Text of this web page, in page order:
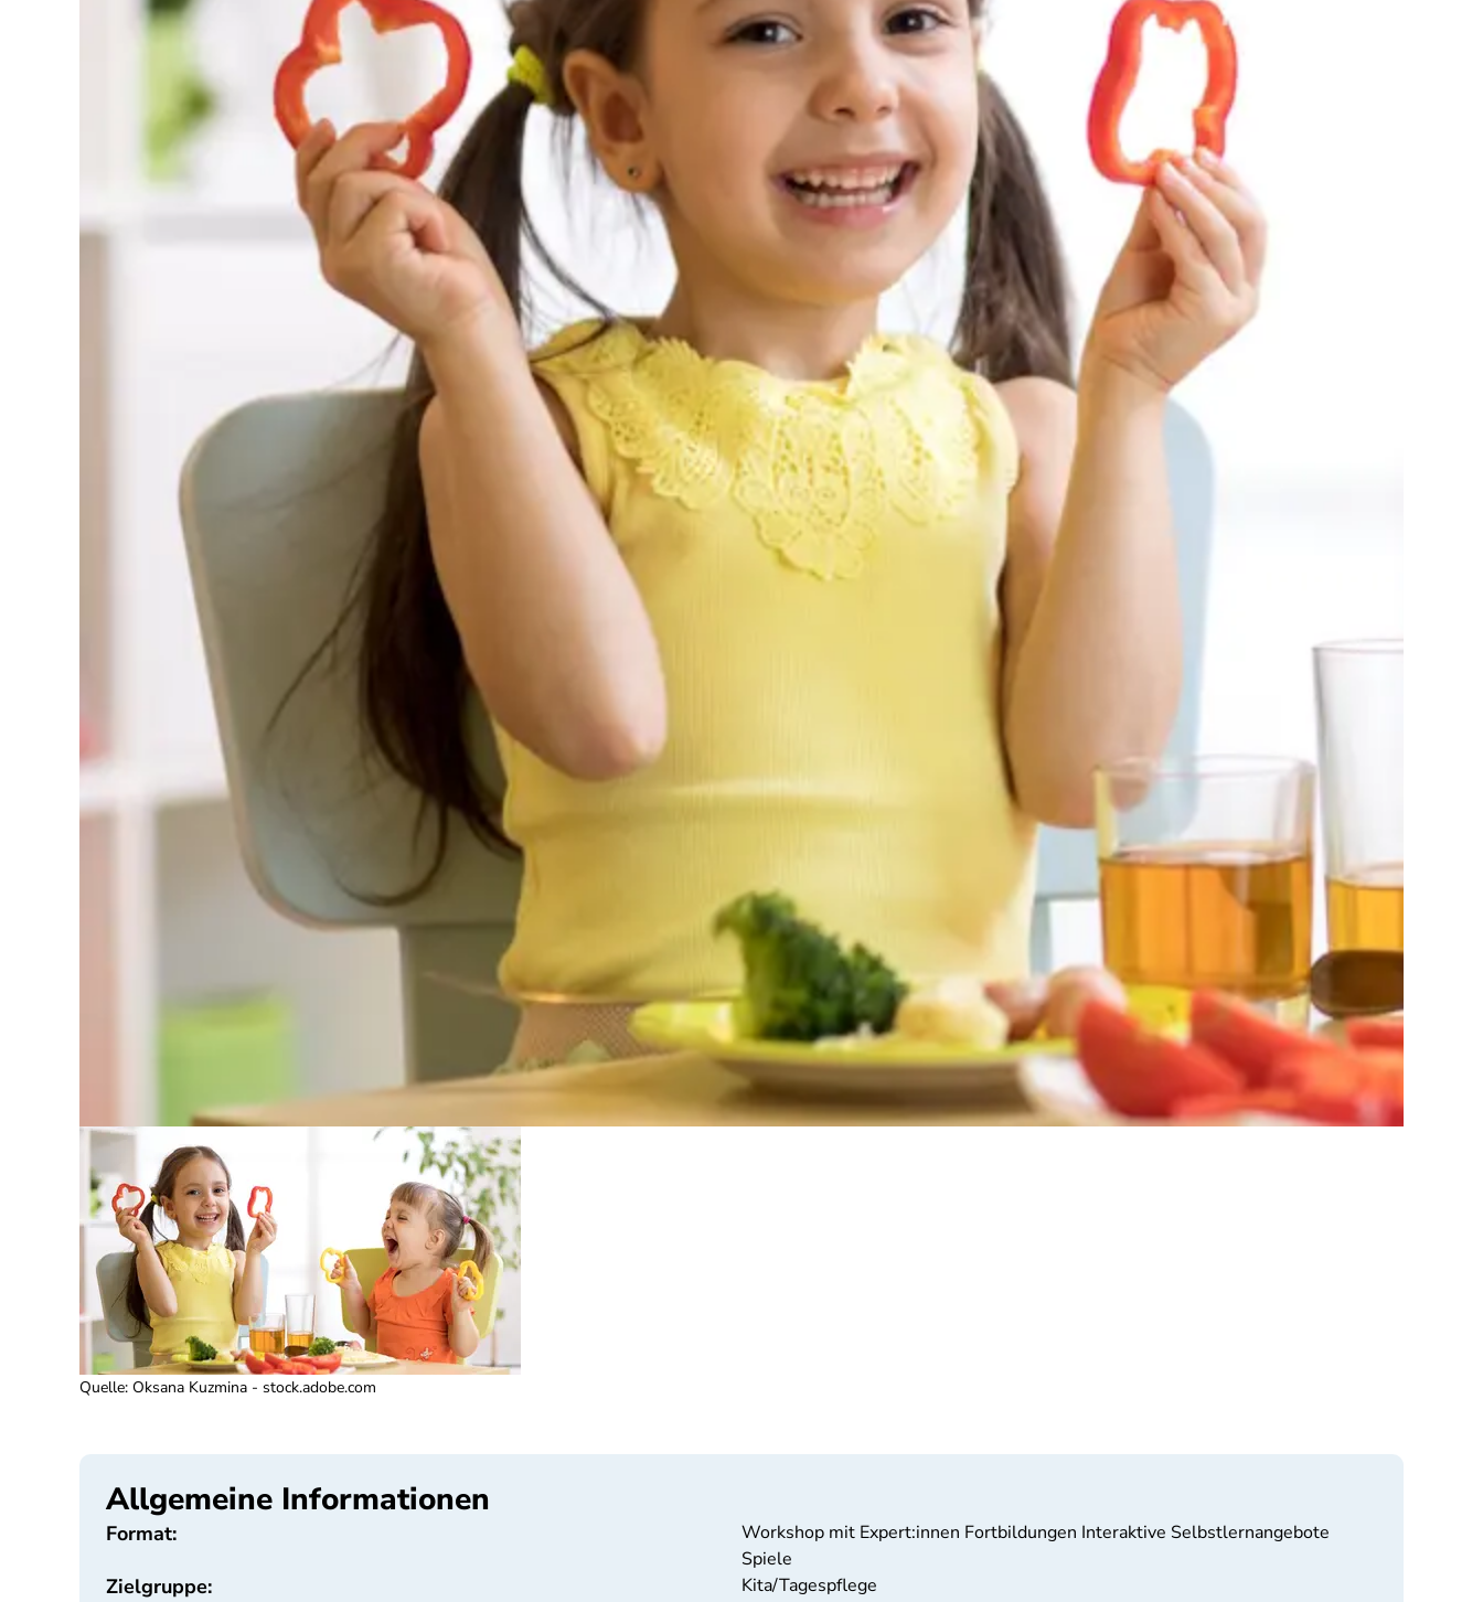
Quelle: Oksana Kuzmina - stock.adobe.com
Allgemeine Informationen
Format:
Workshop mit Expert:innen Fortbildungen Interaktive Selbstlernangebote
Spiele
Zielgruppe: Kita/Tagespflege